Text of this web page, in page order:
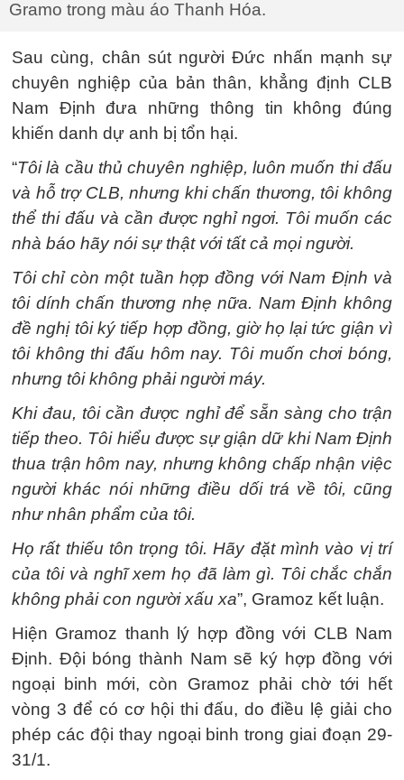
Gramo trong màu áo Thanh Hóa.
Sau cùng, chân sút người Đức nhấn mạnh sự
chuyên nghiệp của bản thân, khẳng định CLB
Nam Định đưa những thông tin không đúng
khiến danh dự anh bị tổn hại.
“Tôi là cầu thủ chuyên nghiệp, luôn muốn thi đấu
và hỗ trợ CLB, nhưng khi chấn thương, tôi không
thể thi đấu và cần được nghỉ ngơi. Tôi muốn các
nhà báo hãy nói sự thật với tất cả mọi người.
Tôi chỉ còn một tuần hợp đồng với Nam Định và
tôi dính chấn thương nhẹ nữa. Nam Định không
đề nghị tôi ký tiếp hợp đồng, giờ họ lại tức giận vì
tôi không thi đấu hôm nay. Tôi muốn chơi bóng,
nhưng tôi không phải người máy.
Khi đau, tôi cần được nghỉ để sẵn sàng cho trận
tiếp theo. Tôi hiểu được sự giận dữ khi Nam Định
thua trận hôm nay, nhưng không chấp nhận việc
người khác nói những điều dối trá về tôi, cũng
như nhân phẩm của tôi.
Họ rất thiếu tôn trọng tôi. Hãy đặt mình vào vị trí
của tôi và nghĩ xem họ đã làm gì. Tôi chắc chắn
không phải con người xấu xa”, Gramoz kết luận.
Hiện Gramoz thanh lý hợp đồng với CLB Nam
Định. Đội bóng thành Nam sẽ ký hợp đồng với
ngoại binh mới, còn Gramoz phải chờ tới hết
vòng 3 để có cơ hội thi đấu, do điều lệ giải cho
phép các đội thay ngoại binh trong giai đoạn 29-
31/1.